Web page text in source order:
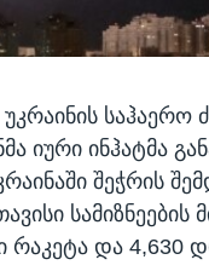
საჰაერო
იური ინჰატმა
შეჭრის
რაკეტა და 4,630